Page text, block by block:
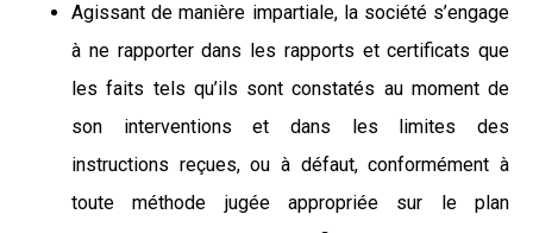
Agissant de manière impartiale, la société s’engage
à ne rapporter dans les rapports et certificats que
les faits tels qu’ils sont constatés au moment de
son interventions et dans les limites des
instructions reçues, ou à défaut, conformément à
toute méthode jugée appropriée sur le plan